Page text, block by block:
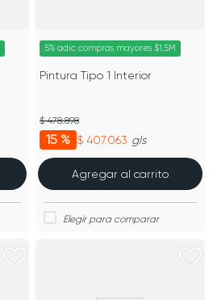
5% adic compras mayores $1.5M
Pintura Tipo 1 Interior
15 % $ 407.063
$ 478.898
gls
Agregar al carrito